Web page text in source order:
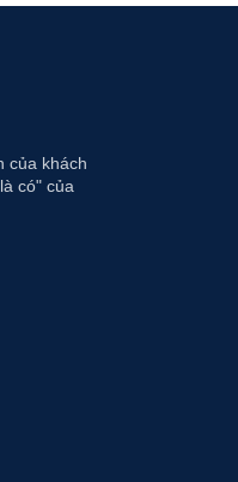
của khách
có" của